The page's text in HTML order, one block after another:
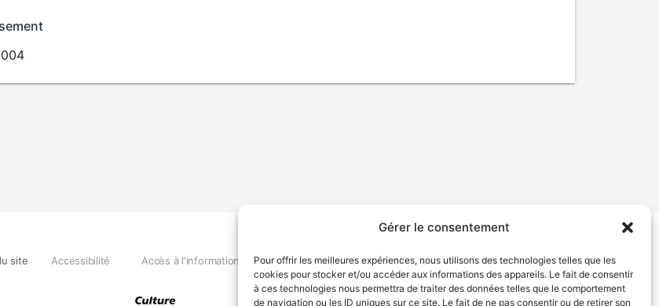
Gérer le consentement
Pour offrir les meilleures expériences, nous utilisons des technologies telles que les
cookies pour stocker et/ou accéder aux informations des appareils. Le fait de consentir
à ces technologies nous permettra de traiter des données telles que le comportement
de navigation ou les ID uniques sur ce site. Le fait de ne pas consentir ou de retirer son
site Accessibilité Accès à l'information Déclaration de services Politique de confidentialité